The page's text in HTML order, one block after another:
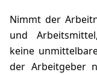
Nimmt der
und
keine
der Arbeitgeber